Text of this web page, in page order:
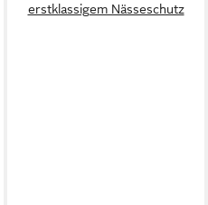
erstklassigem Nässeschutz